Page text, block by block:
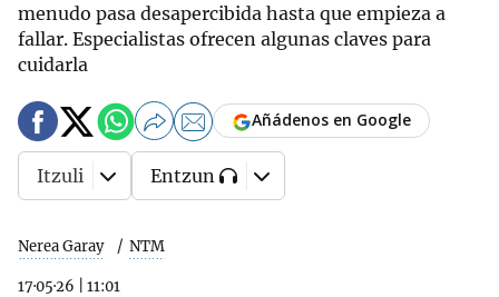
menudo pasa desapercibida hasta que empieza a
fallar. Especialistas ofrecen algunas claves para
cuidarla
Nerea Garay NTM
17·05·26 11:01
Añádenos en Google
Itzuli Entzun